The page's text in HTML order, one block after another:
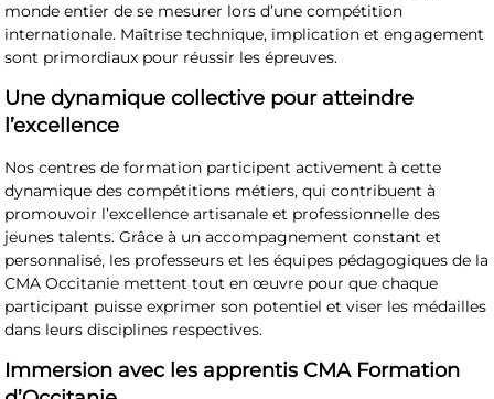
monde entier de se mesurer lors d’une compétition
internationale. Maîtrise technique, implication et engagement
sont primordiaux pour réussir les épreuves.
Une dynamique collective pour atteindre
l’excellence
Nos centres de formation participent activement à cette
dynamique des compétitions métiers, qui contribuent à
promouvoir l’excellence artisanale et professionnelle des
jeunes talents. Grâce à un accompagnement constant et
personnalisé, les professeurs et les équipes pédagogiques de la
CMA Occitanie mettent tout en œuvre pour que chaque
participant puisse exprimer son potentiel et viser les médailles
dans leurs disciplines respectives.
Immersion avec les apprentis CMA Formation